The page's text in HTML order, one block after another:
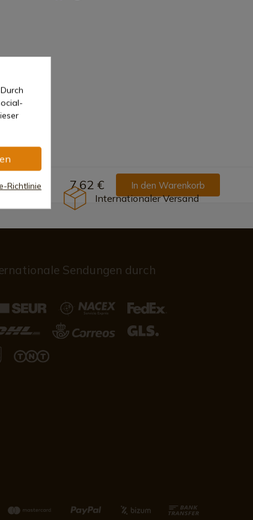
7,62 € In den Warenkorb
Internationaler Versand
Sendungen durch
Richtlinie